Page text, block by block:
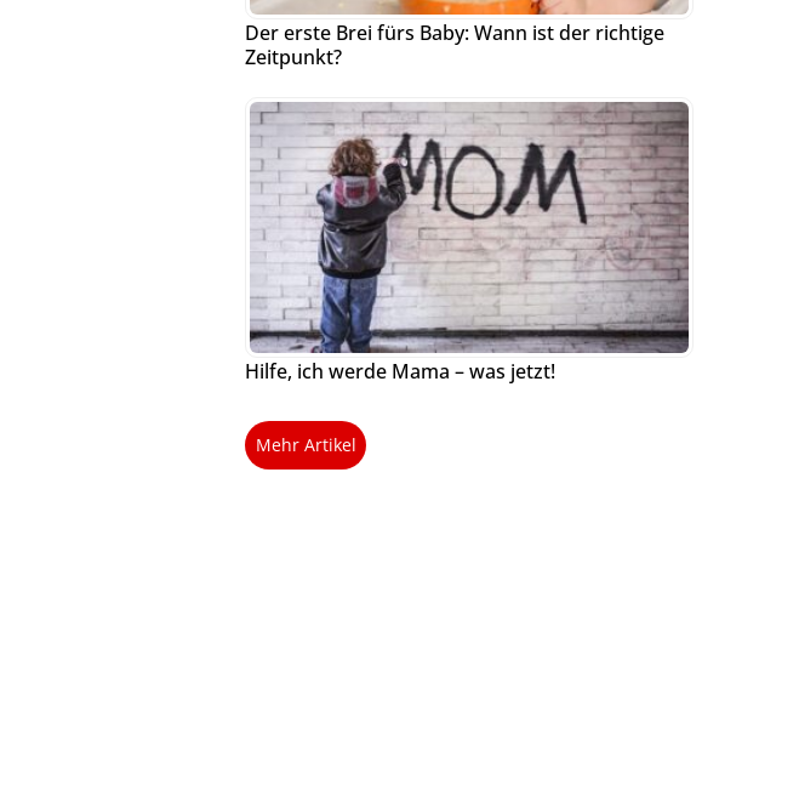
Der erste Brei fürs Baby: Wann ist der richtige
Zeitpunkt?
Hilfe, ich werde Mama – was jetzt!
Mehr Artikel